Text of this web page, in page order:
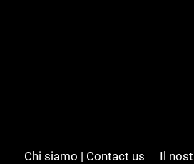
Chi siamo | Contact us
Il